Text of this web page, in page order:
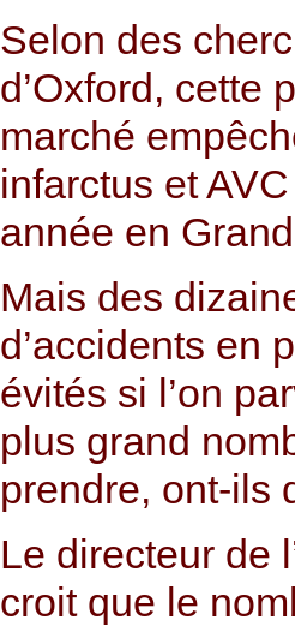
Selon des
d’Oxford, cette
marché
infarctus et
année en
Mais des
d’accidents en
évités si l’on
plus grand
prendre, ont-ils
Le directeur de
croit que le